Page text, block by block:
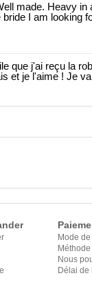
made. Heavy
bride I am looking
que j'ai reçu la
et je l'aime ! Je
Mode
Nous
Délai de